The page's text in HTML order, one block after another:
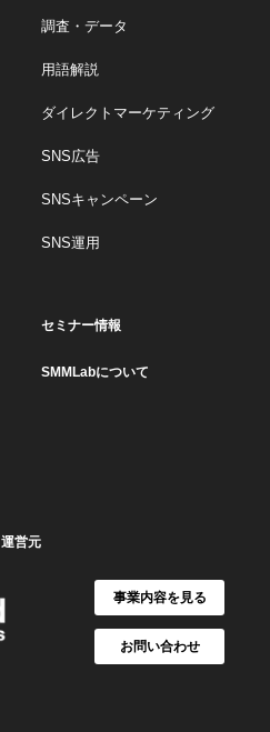
調査・データ
用語解説
ダイレクトマーケティング
SNS広告
SNSキャンペーン
SNS運用
セミナー情報
SMMLabについて
運営元
事業内容を見る
お問い合わせ